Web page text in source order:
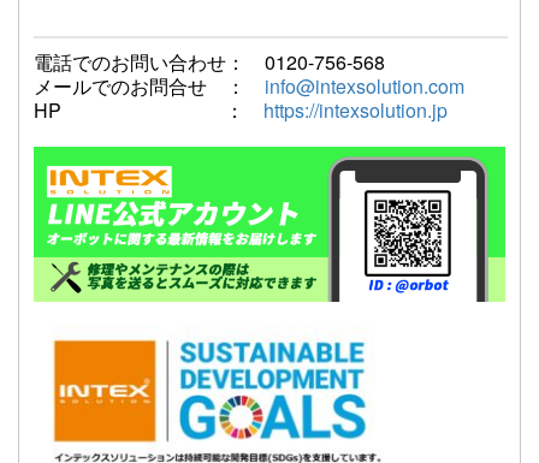
電話でのお問い合わせ： 0120-756-568
メールでのお問合せ ： info@intexsolution.com
HP ： https://intexsolution.jp